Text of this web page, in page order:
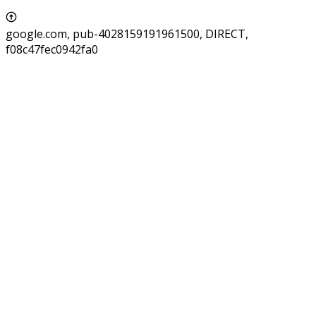
google.com, pub-4028159191961500, DIRECT,
f08c47fec0942fa0